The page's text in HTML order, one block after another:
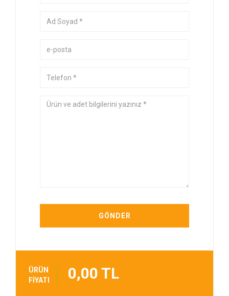
ÜRÜN
FİYATI
0,00 TL